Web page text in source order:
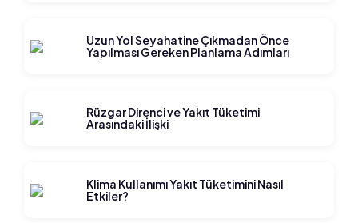
Uzun Yol Seyahatine Çıkmadan Önce
Yapılması Gereken Planlama Adımları
Rüzgar Direnci ve Yakıt Tüketimi
Arasındaki İlişki
Klima Kullanımı Yakıt Tüketimini Nasıl
Etkiler?